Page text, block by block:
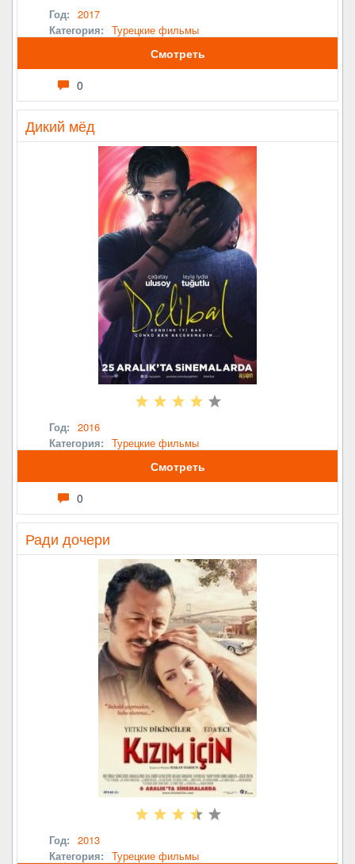
Год: 2017
Категория: Турецкие фильмы
Смотреть
0
Дикий мёд
Год: 2016
Категория: Турецкие фильмы
Смотреть
0
Ради дочери
Год: 2013
Категория: Турецкие фильмы